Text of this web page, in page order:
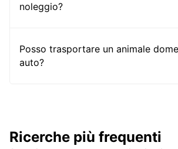
noleggio?
Posso trasportare un animale
auto?
Ricerche più frequenti